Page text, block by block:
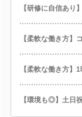
【研修に自信あり
【柔軟な働き方】
【柔軟な働き方】
【環境も◎】土日